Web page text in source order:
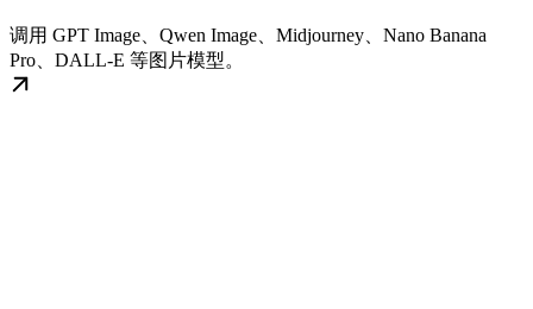
调用 GPT Image、Qwen Image、Midjourney、Nano Banana
Pro、DALL-E 等图片模型。